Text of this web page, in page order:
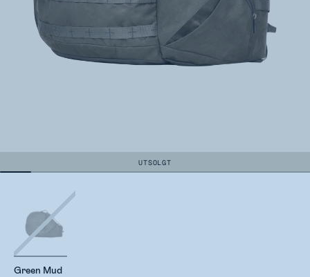
UTSOLGT
Green Mud